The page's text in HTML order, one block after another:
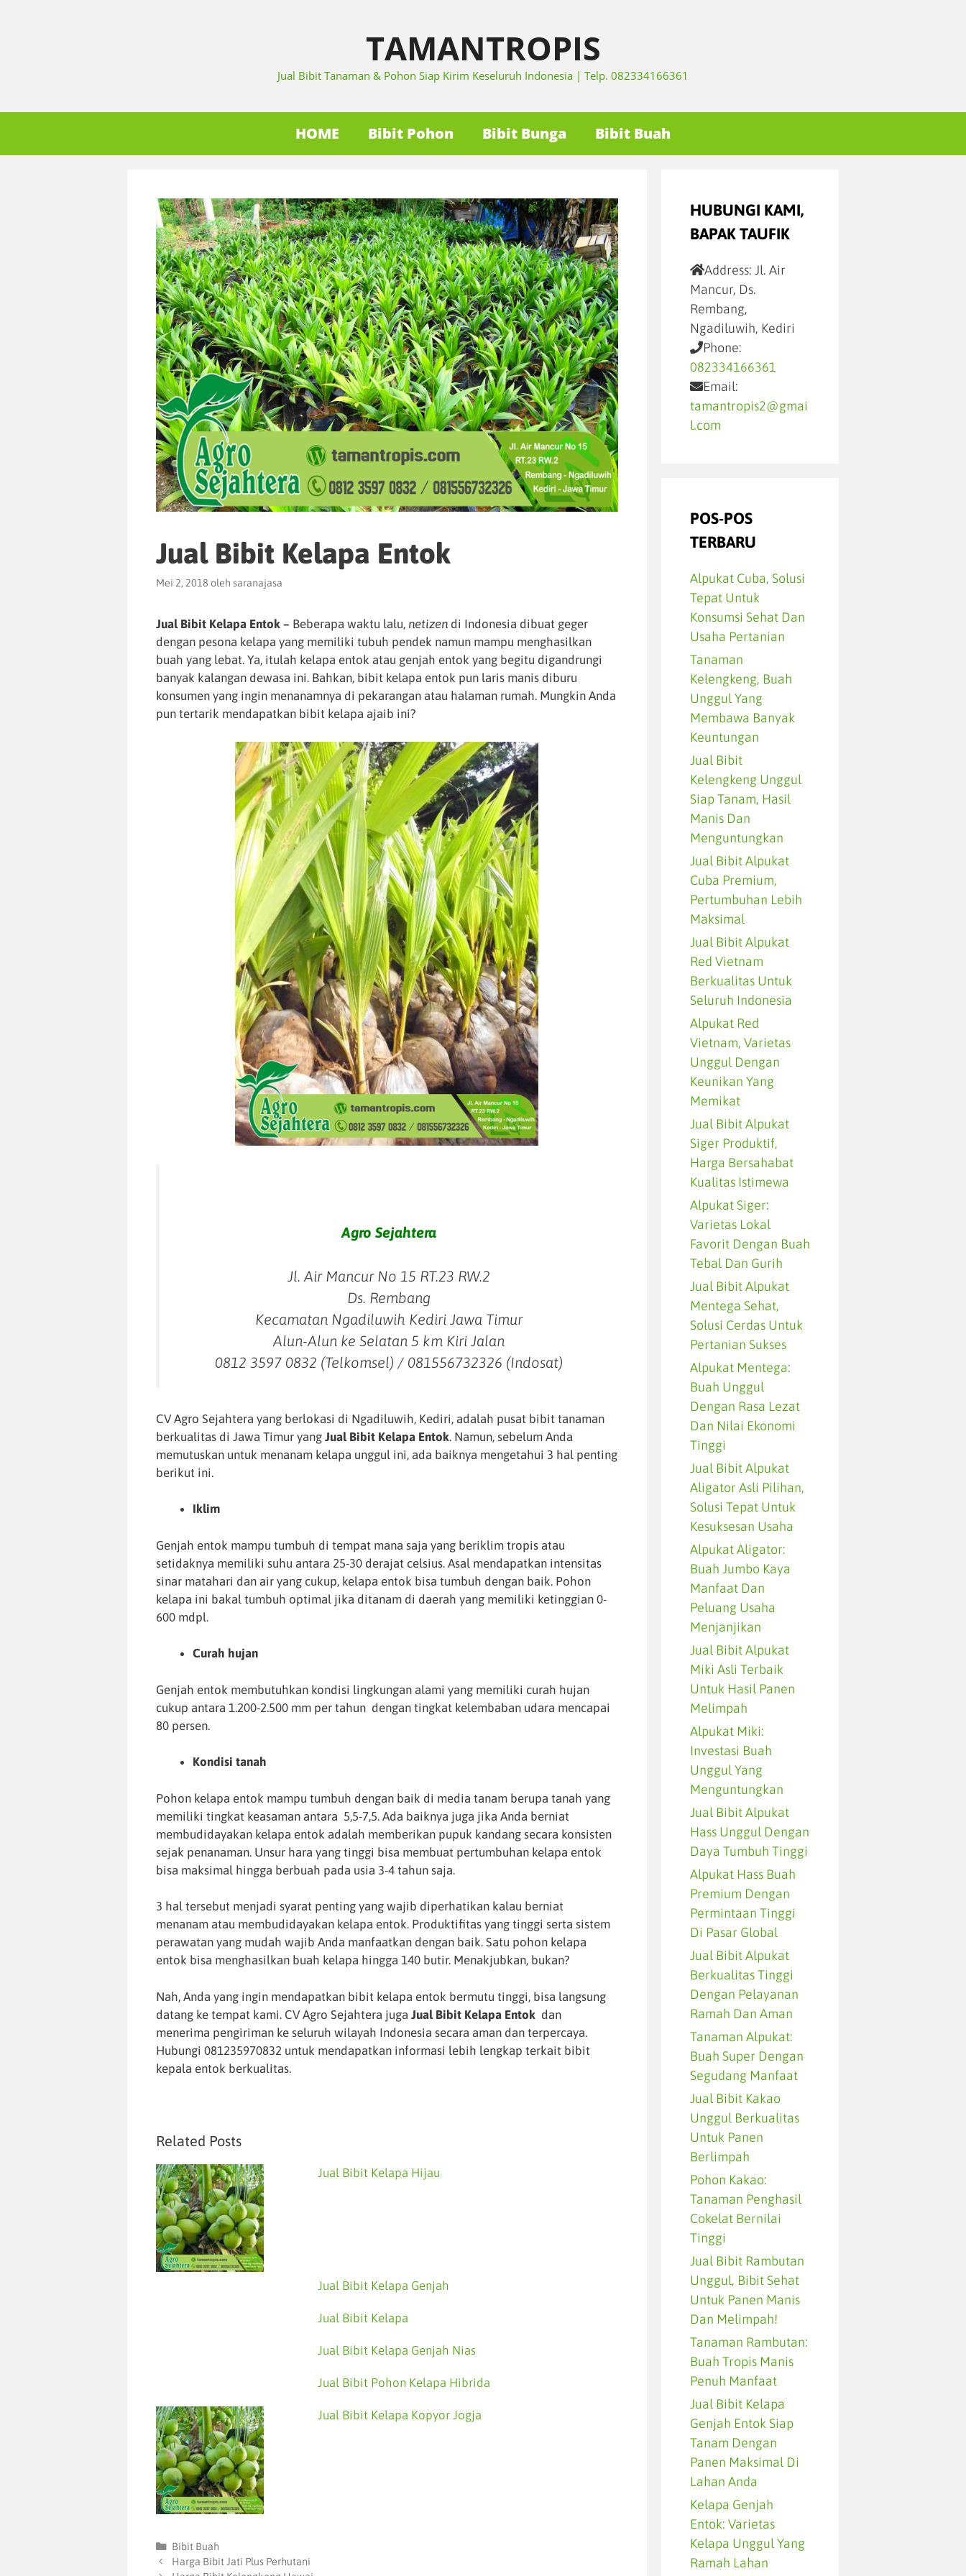
TAMANTROPIS
Jual Bibit Tanaman & Pohon Siap Kirim Keseluruh Indonesia | Telp. 082334166361
HOME Bibit Pohon Bibit Bunga Bibit Buah
Jual Bibit Kelapa Entok
Mei 2, 2018 oleh saranajasa
Jual Bibit Kelapa Entok – Beberapa waktu lalu, netizen di Indonesia dibuat geger
dengan pesona kelapa yang memiliki tubuh pendek namun mampu menghasilkan
buah yang lebat. Ya, itulah kelapa entok atau genjah entok yang begitu digandrungi
banyak kalangan dewasa ini. Bahkan, bibit kelapa entok pun laris manis diburu
konsumen yang ingin menanamnya di pekarangan atau halaman rumah. Mungkin Anda
pun tertarik mendapatkan bibit kelapa ajaib ini?
Agro Sejahtera
Jl. Air Mancur No 15 RT.23 RW.2
Ds. Rembang
Kecamatan Ngadiluwih Kediri Jawa Timur
Alun-Alun ke Selatan 5 km Kiri Jalan
0812 3597 0832 (Telkomsel) / 081556732326 (Indosat)
CV Agro Sejahtera yang berlokasi di Ngadiluwih, Kediri, adalah pusat bibit tanaman
berkualitas di Jawa Timur yang Jual Bibit Kelapa Entok. Namun, sebelum Anda
memutuskan untuk menanam kelapa unggul ini, ada baiknya mengetahui 3 hal penting
berikut ini.
Iklim
Genjah entok mampu tumbuh di tempat mana saja yang beriklim tropis atau
setidaknya memiliki suhu antara 25-30 derajat celsius. Asal mendapatkan intensitas
sinar matahari dan air yang cukup, kelapa entok bisa tumbuh dengan baik. Pohon
kelapa ini bakal tumbuh optimal jika ditanam di daerah yang memiliki ketinggian 0-
600 mdpl.
Curah hujan
Genjah entok membutuhkan kondisi lingkungan alami yang memiliki curah hujan
cukup antara 1.200-2.500 mm per tahun dengan tingkat kelembaban udara mencapai
80 persen.
Kondisi tanah
Pohon kelapa entok mampu tumbuh dengan baik di media tanam berupa tanah yang
memiliki tingkat keasaman antara 5,5-7,5. Ada baiknya juga jika Anda berniat
membudidayakan kelapa entok adalah memberikan pupuk kandang secara konsisten
sejak penanaman. Unsur hara yang tinggi bisa membuat pertumbuhan kelapa entok
bisa maksimal hingga berbuah pada usia 3-4 tahun saja.
3 hal tersebut menjadi syarat penting yang wajib diperhatikan kalau berniat
menanam atau membudidayakan kelapa entok. Produktifitas yang tinggi serta sistem
perawatan yang mudah wajib Anda manfaatkan dengan baik. Satu pohon kelapa
entok bisa menghasilkan buah kelapa hingga 140 butir. Menakjubkan, bukan?
Nah, Anda yang ingin mendapatkan bibit kelapa entok bermutu tinggi, bisa langsung
datang ke tempat kami. CV Agro Sejahtera juga Jual Bibit Kelapa Entok dan
menerima pengiriman ke seluruh wilayah Indonesia secara aman dan terpercaya.
Hubungi 081235970832 untuk mendapatkan informasi lebih lengkap terkait bibit
kepala entok berkualitas.
Related Posts
Jual Bibit Kelapa Hijau
Jual Bibit Kelapa Genjah
Jual Bibit Kelapa
Jual Bibit Kelapa Genjah Nias
Jual Bibit Pohon Kelapa Hibrida
Jual Bibit Kelapa Kopyor Jogja
Bibit Buah
Harga Bibit Jati Plus Perhutani
HUBUNGI KAMI,
BAPAK TAUFIK
Address: Jl. Air
Mancur, Ds.
Rembang,
Ngadiluwih, Kediri
Phone:
082334166361
Email:
tamantropis2@gmai
l.com
POS-POS
TERBARU
Alpukat Cuba, Solusi
Tepat Untuk
Konsumsi Sehat Dan
Usaha Pertanian
Tanaman
Kelengkeng, Buah
Unggul Yang
Membawa Banyak
Keuntungan
Jual Bibit
Kelengkeng Unggul
Siap Tanam, Hasil
Manis Dan
Menguntungkan
Jual Bibit Alpukat
Cuba Premium,
Pertumbuhan Lebih
Maksimal
Jual Bibit Alpukat
Red Vietnam
Berkualitas Untuk
Seluruh Indonesia
Alpukat Red
Vietnam, Varietas
Unggul Dengan
Keunikan Yang
Memikat
Jual Bibit Alpukat
Siger Produktif,
Harga Bersahabat
Kualitas Istimewa
Alpukat Siger:
Varietas Lokal
Favorit Dengan Buah
Tebal Dan Gurih
Jual Bibit Alpukat
Mentega Sehat,
Solusi Cerdas Untuk
Pertanian Sukses
Alpukat Mentega:
Buah Unggul
Dengan Rasa Lezat
Dan Nilai Ekonomi
Tinggi
Jual Bibit Alpukat
Aligator Asli Pilihan,
Solusi Tepat Untuk
Kesuksesan Usaha
Alpukat Aligator:
Buah Jumbo Kaya
Manfaat Dan
Peluang Usaha
Menjanjikan
Jual Bibit Alpukat
Miki Asli Terbaik
Untuk Hasil Panen
Melimpah
Alpukat Miki:
Investasi Buah
Unggul Yang
Menguntungkan
Jual Bibit Alpukat
Hass Unggul Dengan
Daya Tumbuh Tinggi
Alpukat Hass Buah
Premium Dengan
Permintaan Tinggi
Di Pasar Global
Jual Bibit Alpukat
Berkualitas Tinggi
Dengan Pelayanan
Ramah Dan Aman
Tanaman Alpukat:
Buah Super Dengan
Segudang Manfaat
Jual Bibit Kakao
Unggul Berkualitas
Untuk Panen
Berlimpah
Pohon Kakao:
Tanaman Penghasil
Cokelat Bernilai
Tinggi
Jual Bibit Rambutan
Unggul, Bibit Sehat
Untuk Panen Manis
Dan Melimpah!
Tanaman Rambutan:
Buah Tropis Manis
Penuh Manfaat
Jual Bibit Kelapa
Genjah Entok Siap
Tanam Dengan
Panen Maksimal Di
Lahan Anda
Kelapa Genjah
Entok: Varietas
Kelapa Unggul Yang
Ramah Lahan